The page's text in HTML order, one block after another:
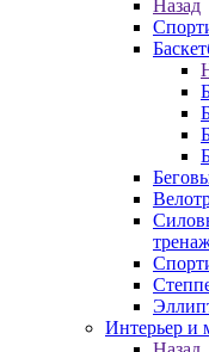
Назад
Интерьер и